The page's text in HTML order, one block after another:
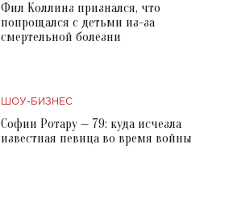
Фил Коллинз признался, что
попрощался с детьми из-за
смертельной болезни
ШОУ-БИЗНЕС
Софии Ротару — 79: куда исчезла
известная певица во время войны